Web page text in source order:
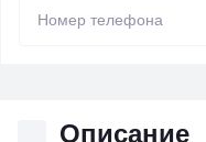
Описание